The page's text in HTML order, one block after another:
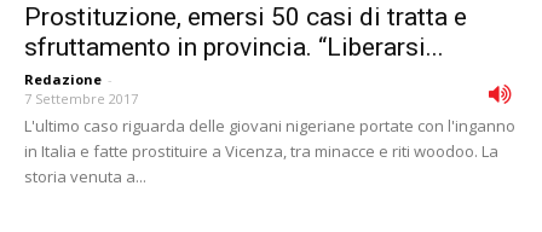
Prostituzione, emersi 50 casi di tratta e
sfruttamento in provincia. “Liberarsi...
Redazione -
7 Settembre 2017
L'ultimo caso riguarda delle giovani nigeriane portate con l'inganno
in Italia e fatte prostituire a Vicenza, tra minacce e riti woodoo. La
storia venuta a...